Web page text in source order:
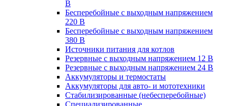
В
Бесперебойные с выходным напряжением
220 В
Бесперебойные с выходным напряжением
380 В
Источники питания для котлов
Резервные с выходным напряжением 12 В
Резервные с выходным напряжением 24 В
Аккумуляторы и термостаты
Аккумуляторы для авто- и мототехники
Стабилизированные (небесперебойные)
Специализированные